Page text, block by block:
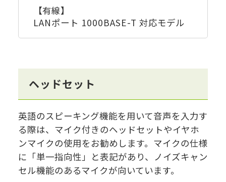
【有線】
LANポート 1000BASE-T 対応モデル
ヘッドセット
英語のスピーキング機能を用いて音声を入力す
る際は、マイク付きのヘッドセットやイヤホ
ンマイクの使用をお勧めします。マイクの仕様
に「単一指向性」と表記があり、ノイズキャン
セル機能のあるマイクが向いています。